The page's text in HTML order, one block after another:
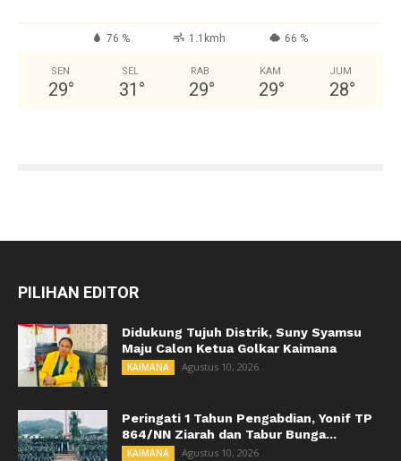
76 % 1.1kmh 66 %
SEN
29°
SEL
31 °
RAB
29°
KAM
29°
JUM
28°
PILIHAN EDITOR
Didukung Tujuh Distrik, Suny Syamsu
Maju Calon Ketua Golkar Kaimana
KAIMANA Agustus 10, 2026
Peringati 1 Tahun Pengabdian, Yonif TP
864/NN Ziarah dan Tabur Bunga...
KAIMANA Agustus 10, 2026